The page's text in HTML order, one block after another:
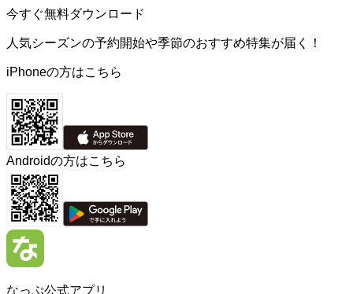
今すぐ無料ダウンロード
人気シーズンの予約開始や季節のおすすめ特集が届く！
iPhoneの方はこちら
Androidの方はこちら
なっぷ公式アプリ